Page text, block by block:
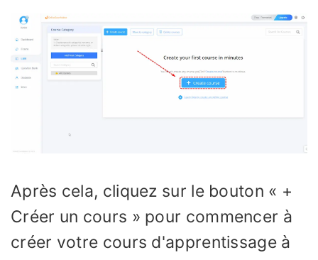
Après cela, cliquez sur le bouton « +
Créer un cours » pour commencer à
créer votre cours d'apprentissage à